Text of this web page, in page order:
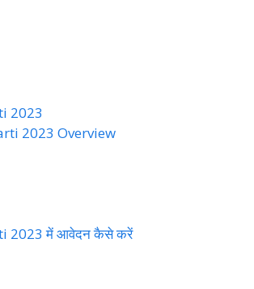
2023
2023 Overview
2023 में आवेदन कैसे करें